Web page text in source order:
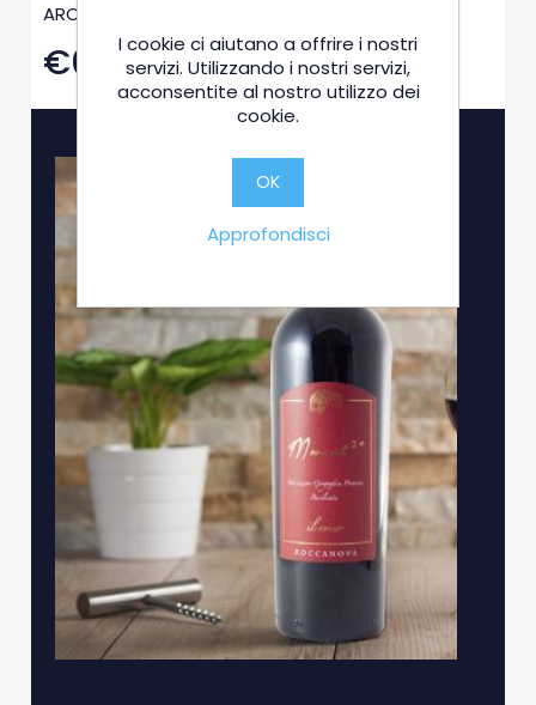
AROMI: Fruttato
€0,00I cookie ci aiutano a offrire i nostri
servizi. Utilizzando i nostri servizi,
acconsentite al nostro utilizzo dei
cookie.
OK
Approfondisci